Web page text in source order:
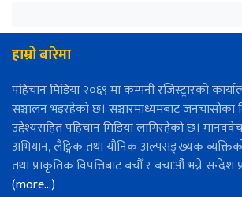
हाम्रो बारेमा
पहिचान मिडिया २०६९ मा कम्पनी रजिस्ट्रारको
सञ्चालन भइरहेको छ। सञ्चारमाध्यमबाट
उद्देश्यसहित पहिचान मिडिया लागिरहेको छ।
अभियान, लैङ्गिक तथा यौनिक अल्पसङ्ख्यक
तथा प्राकृतिक विपत्तिबाट बचौँ र बचाऔँ भन्ने सन्देश
(more…)